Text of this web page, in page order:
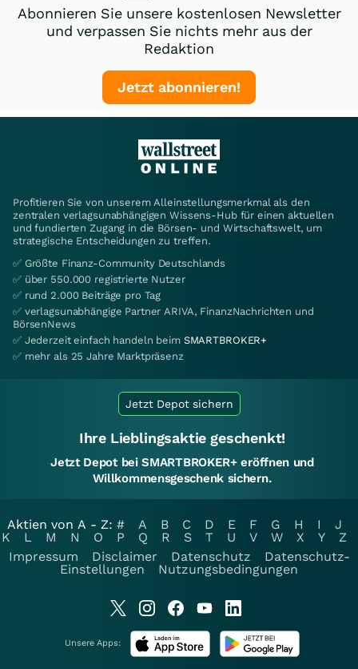
Abonnieren Sie unsere kostenlosen Newsletter
und verpassen Sie nichts mehr aus der
Redaktion
Jetzt abonnieren!
Profitieren Sie von unserem Alleinstellungsmerkmal als den
zentralen verlagsunabhängigen Wissens-Hub für einen aktuellen
und fundierten Zugang in die Börsen- und Wirtschaftswelt, um
strategische Entscheidungen zu treffen.
✅ Größte Finanz-Community Deutschlands
✅ über 550.000 registrierte Nutzer
✅ rund 2.000 Beiträge pro Tag
✅ verlagsunabhängige Partner ARIVA, FinanzNachrichten und
BörsenNews
✅ Jederzeit einfach handeln beim SMARTBROKER+
✅ mehr als 25 Jahre Marktpräsenz
Jetzt Depot sichern
Ihre Lieblingsaktie geschenkt!
Jetzt Depot bei SMARTBROKER+ eröffnen und
Willkommensgeschenk sichern.
Aktien von A - Z: # A B C D E F G H I
J
K
L M N O P Q R S T U V W X Y
Z
Impressum
Disclaimer Datenschutz
Datenschutz-
Einstellungen
Nutzungsbedingungen
Unsere Apps: